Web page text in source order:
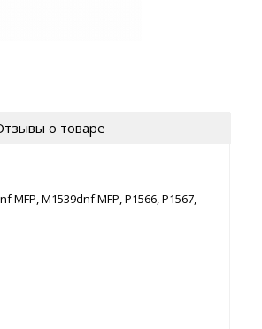
о товаре
M1539dnf MFP, P1566, P1567,